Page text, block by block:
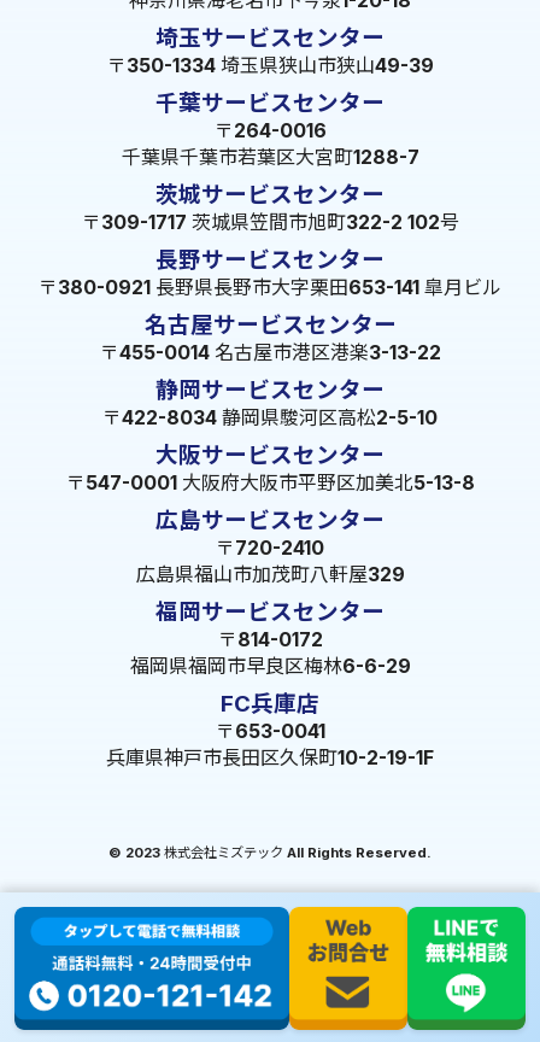
埼玉サービスセンター
〒350-1334 埼玉県狭山市狭山49-39
千葉サービスセンター
〒264-0016
千葉県千葉市若葉区大宮町1288-7
茨城サービスセンター
〒309-1717 茨城県笠間市旭町322-2 102号
長野サービスセンター
〒380-0921 長野県長野市大字栗田653-141 皐月ビル
名古屋サービスセンター
〒455-0014 名古屋市港区港楽3-13-22
静岡サービスセンター
〒422-8034 静岡県駿河区高松2-5-10
大阪サービスセンター
〒547-0001 大阪府大阪市平野区加美北5-13-8
広島サービスセンター
〒720-2410
広島県福山市加茂町八軒屋329
福岡サービスセンター
〒814-0172
福岡県福岡市早良区梅林6-6-29
FC兵庫店
〒653-0041
兵庫県神戸市長田区久保町10-2-19-1F
© 2023 株式会社ミズテック All Rights Reserved.